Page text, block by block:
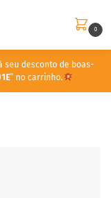
0
seu desconto de boas-
” no carrinho.